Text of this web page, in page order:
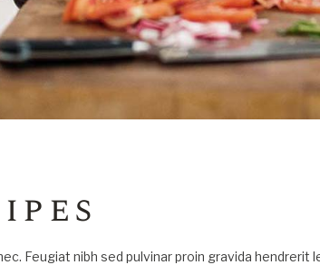
Feugiat nibh sed pulvinar proin gravida